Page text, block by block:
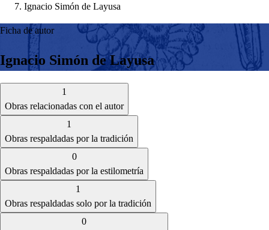
Ignacio Simón de Layusa
Ficha de autor
Ignacio Simón de Layusa
1
Obras relacionadas con el autor
1
Obras respaldadas por la tradición
0
Obras respaldadas por la estilometría
1
Obras respaldadas solo por la tradición
0